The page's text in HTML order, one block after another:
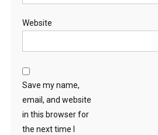
Website
Save my name,
email, and website
in this browser for
the next time I